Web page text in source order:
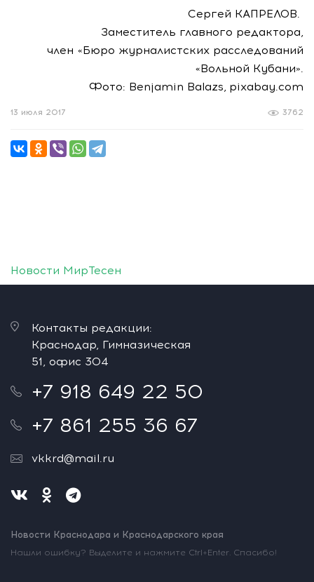
Сергей КАПРЕЛОВ.
Заместитель главного редактора,
член «Бюро журналистских расследований
«Вольной Кубани».
Фото: Benjamin Balazs, pixabay.com
3762
13 июля 2017
Новости МирТесен
Контакты редакции:
Краснодар, Гимназическая
51, офис 304
+7 918 649 22 50
+7 861 255 36 67
vkkrd@mail.ru
Новости Краснодара и Краснодарского края
Нашли ошибку? Выделите и нажмите Ctrl+Enter. Спасибо!